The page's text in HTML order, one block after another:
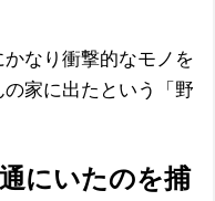
なり衝撃的なモノを
家に出たという「野
にいたのを捕